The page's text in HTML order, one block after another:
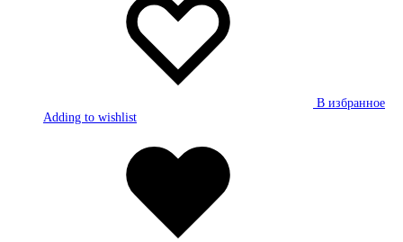
В избранное
Adding to wishlist